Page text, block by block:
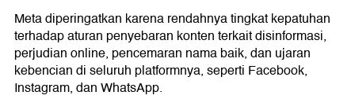
Meta diperingatkan karena rendahnya tingkat kepatuhan
terhadap aturan penyebaran konten terkait disinformasi,
perjudian online, pencemaran nama baik, dan ujaran
kebencian di seluruh platformnya, seperti Facebook,
Instagram, dan WhatsApp.